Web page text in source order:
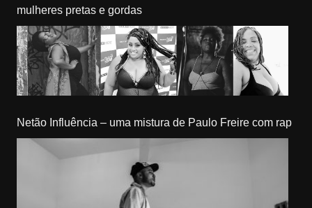
mulheres pretas e gordas
Netão Influência – uma mistura de Paulo Freire com rap